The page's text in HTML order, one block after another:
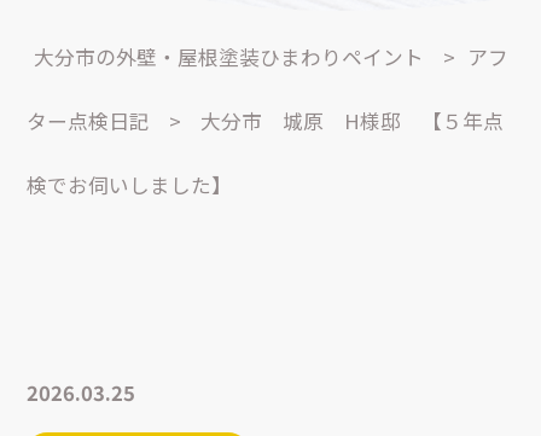
大分市の外壁・屋根塗装ひまわりペイント > アフ
ター点検日記 > 大分市 城原 H様邸 【５年点
検でお伺いしました】
2026.03.25